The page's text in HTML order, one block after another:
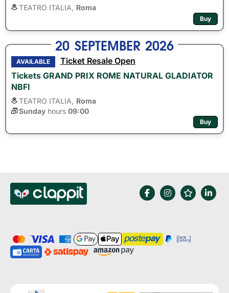
TEATRO ITALIA, Roma
Buy
20 SEPTEMBER 2026
AVAILABLE
Ticket Resale Open
Tickets GRAND PRIX ROME NATURAL GLADIATOR
NBFI
TEATRO ITALIA,
Roma
Sunday hours 09:00
Buy